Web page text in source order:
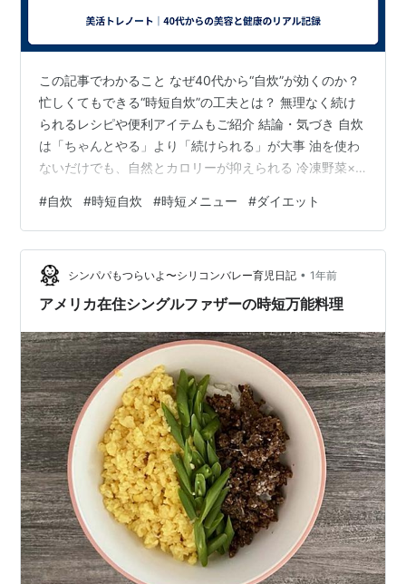
この記事でわかること なぜ40代から“自炊”が効くのか？
忙しくてもできる“時短自炊”の工夫とは？ 無理なく続け
られるレシピや便利アイテムもご紹介 結論・気づき 自炊
は「ちゃんとやる」より「続けられる」が大事 油を使わ
ないだけでも、自然とカロリーが抑えられる 冷凍野菜×
が“時短自炊”を始めた理由 40代に入ってから、「体重が
落ちにくいな…」「最近なんだか疲れやすい」と感じる
ことが増えました。昔は平気だった外食も、続くと体が
重く感じたり、肌が荒れたり。 そんなときに始めてみた
のが、“時短自炊”でした。 「手間がかかりそう」「料理
#自炊 #時短自炊 #時短メニュー #ダイエット
シンパパもつらいよ〜シリコンバレー育児日記 • 1年前
アメリカ在住シングルファザーの時短万能料理